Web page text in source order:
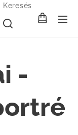
Keresés
-